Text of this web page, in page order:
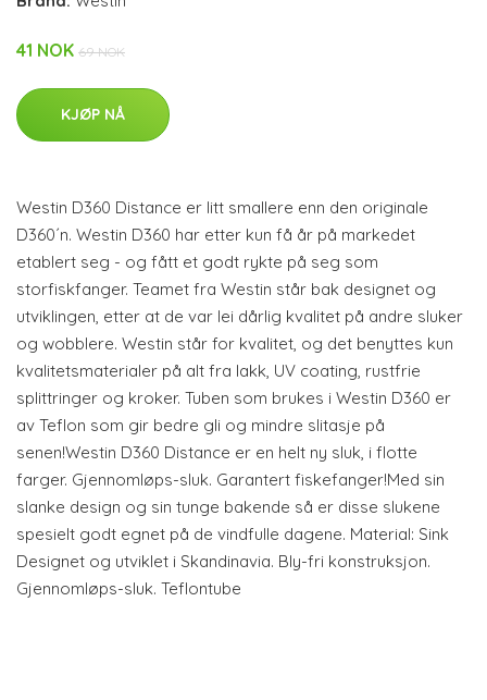
41 NOK 69 NOK
KJØP NÅ
Westin D360 Distance er litt smallere enn den originale
D360´n. Westin D360 har etter kun få år på markedet
etablert seg - og fått et godt rykte på seg som
storfiskfanger. Teamet fra Westin står bak designet og
utviklingen, etter at de var lei dårlig kvalitet på andre sluker
og wobblere. Westin står for kvalitet, og det benyttes kun
kvalitetsmaterialer på alt fra lakk, UV coating, rustfrie
splittringer og kroker. Tuben som brukes i Westin D360 er
av Teflon som gir bedre gli og mindre slitasje på
senen!Westin D360 Distance er en helt ny sluk, i flotte
farger. Gjennomløps-sluk. Garantert fiskefanger!Med sin
slanke design og sin tunge bakende så er disse slukene
spesielt godt egnet på de vindfulle dagene. Material: Sink
Designet og utviklet i Skandinavia. Bly-fri konstruksjon.
Gjennomløps-sluk. Teflontube